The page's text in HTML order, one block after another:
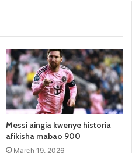
Messi aingia kwenye historia
afikisha mabao 900
March 19, 2026